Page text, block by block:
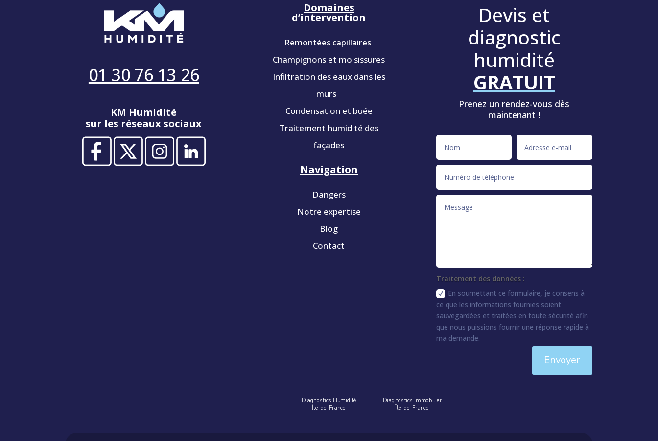
01 30 76 13 26
KM Humidité
sur les réseaux sociaux
Domaines
d’intervention
Remontées capillaires
Champignons et moisissures
Infiltration des eaux dans les
murs
Condensation et buée
Traitement humidité des
façades
Navigation
Dangers
Notre expertise
Blog
Contact
Devis et
diagnostic
humidité
GRATUIT
Prenez un rendez-vous dès
maintenant !
Traitement des données :
En soumettant ce formulaire, je consens à
ce que les informations fournies soient
sauvegardées et traitées en toute sécurité afin
que nous puissions fournir une réponse rapide à
ma demande.
Envoyer
Diagnostics Humidité
Île-de-France
Diagnostics Immobilier
Île-de-France